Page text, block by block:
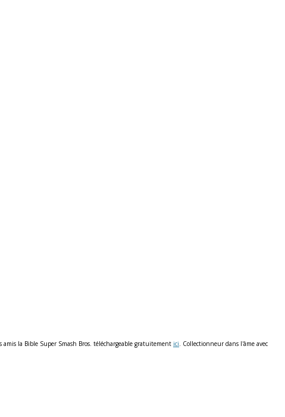
la Bible Super Smash Bros. téléchargeable gratuitement ici . Collectionneur dans l'âme avec